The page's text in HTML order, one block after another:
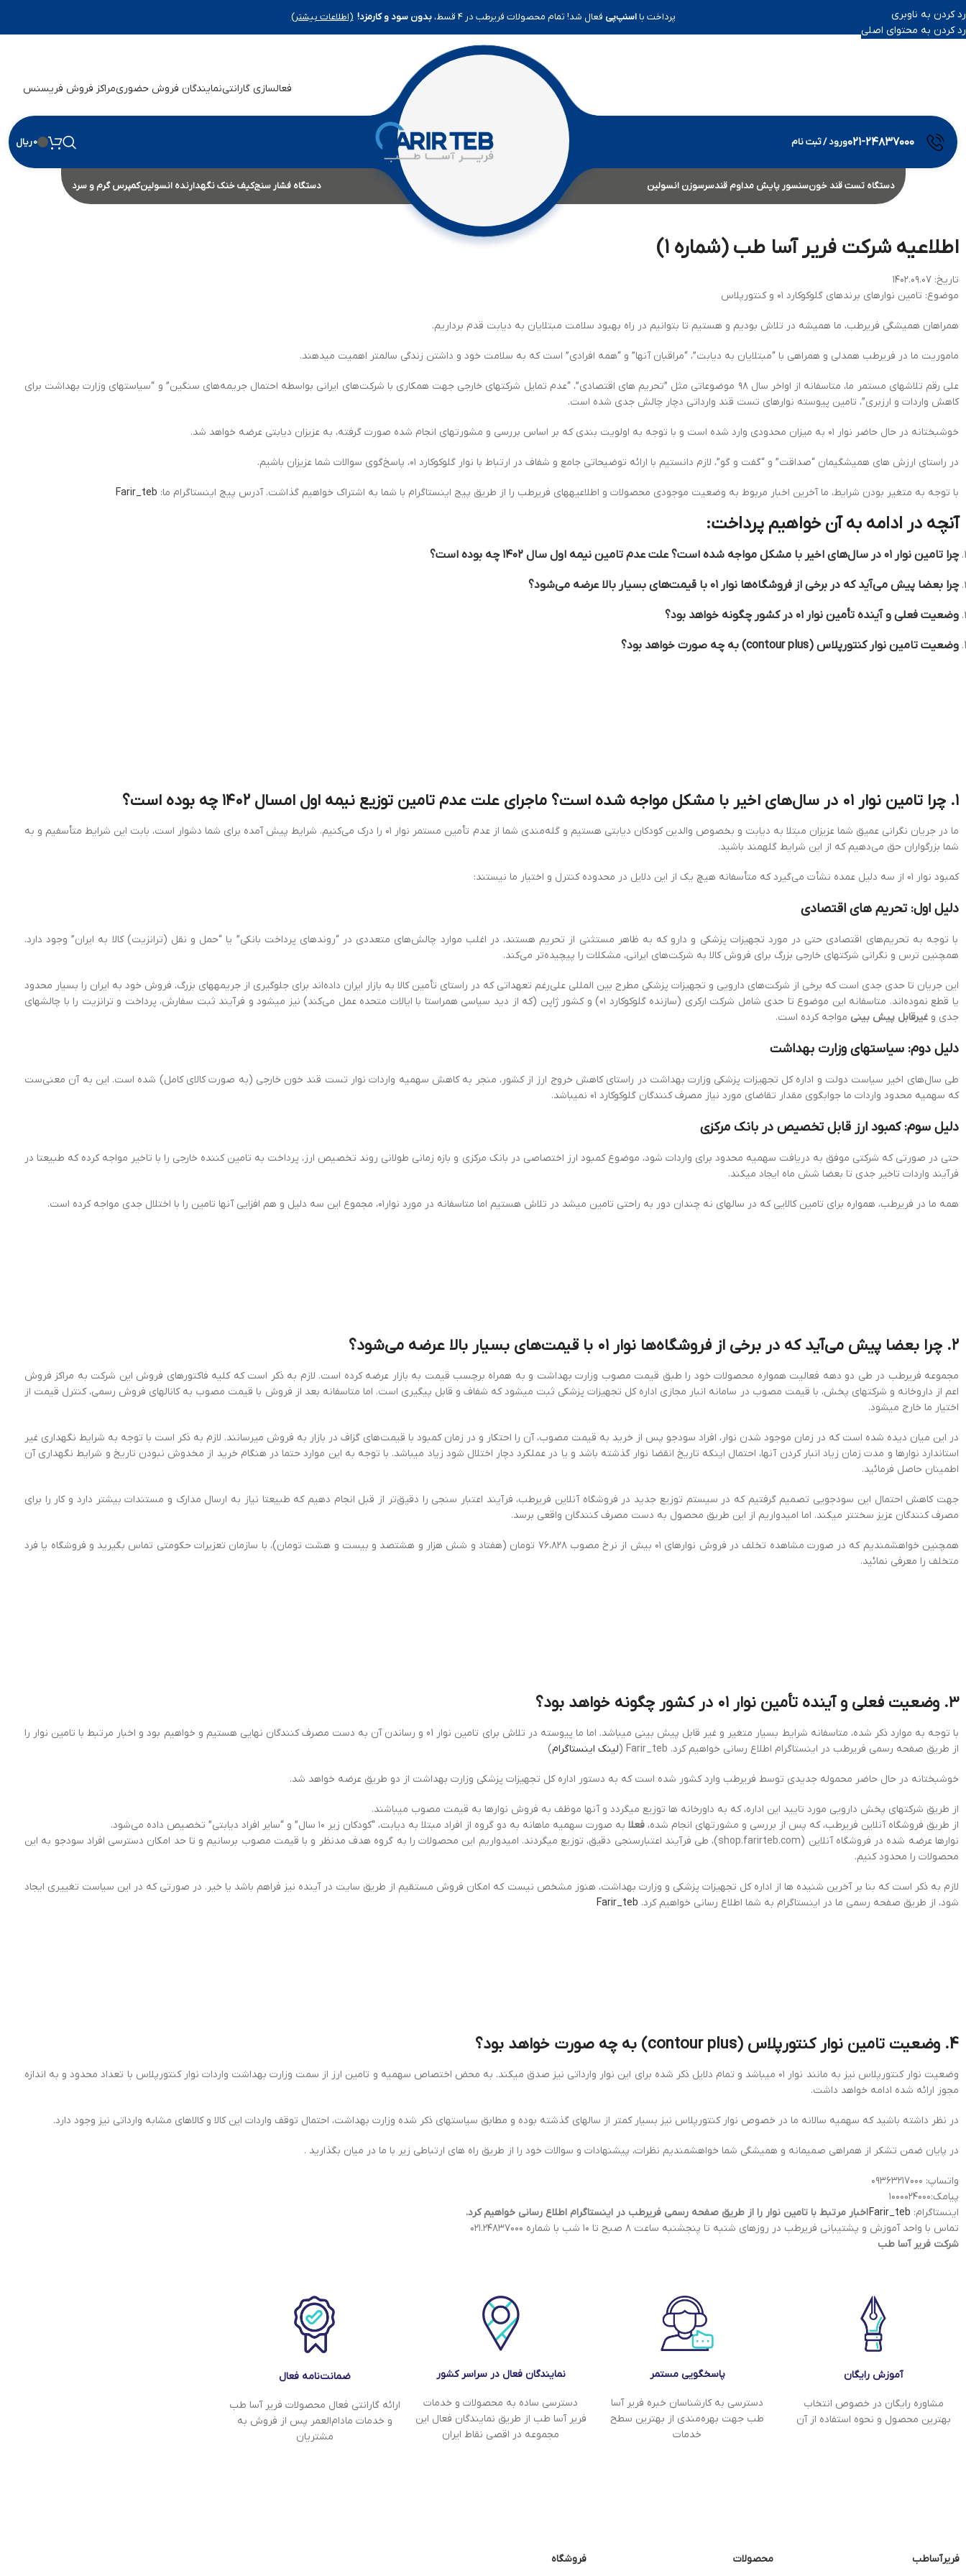
رد کردن به ناوبری
رد کردن به محتوای اصلی
فعالسازی گارانتینمایندگان فروش حضوریمراکز فروش فریسنس
۰۲۱-۲۴۸۳۷۰۰۰ورود / ثبت نام 0ریال
دستگاه تست قند خونسنسور پایش مداوم قندسرسوزن انسولین دستگاه فشار سنجکیف خنک نگهدارنده انسولینکمپرس گرم و سرد
اطلاعیه شرکت فریر آسا طب (شماره ۱)
تاریخ: ۱۴۰۲.۰۹.۰۷
موضوع: تامین نوارهای برندهای گلوکوکارد ۰۱ و کنتورپلاس
همراهان همیشگی فریرطب، ما همیشه در تلاش بودیم و هستیم تا بتوانیم در راه بهبود سلامت مبتلایان به دیابت قدم برداریم.
ماموریت ما در فریرطب همدلی و همراهی با “مبتلایان به دیابت”، “مراقبان آن‏ها” و “همه افرادی” است که به سلامت خود و داشتن زندگی سالم‏تر اهمیت می‏دهند.
علی رقم تلاش‏های مستمر ما، متاسفانه از اواخر سال ۹۸ موضوعاتی مثل ”تحریم های اقتصادی”، “عدم تمایل شرکتهای خارجی جهت همکاری با شرکت‌های ایرانی بواسطه احتمال جریمه‌های سنگین” و “سیاستهای وزارت بهداشت برای
کاهش واردات و ارزبری”، تامین پیوسته نوارهای تست قند وارداتی دچار چالش جدی شده است.
خوشبختانه در حال حاضر نوار ۰۱ به میزان محدودی وارد شده است و با توجه به اولویت‏ بندی که بر اساس بررسی و مشورت‏های انجام شده صورت گرفته، به عزیزان دیابتی عرضه خواهد شد.
در راستای ارزش های همیشگیمان “صداقت” و “گفت و گو”، لازم دانستیم با ارائه توضیحاتی جامع و شفاف در ارتباط با نوار گلوکوکارد ۰۱، پاسخ‌گوی سوالات شما عزیزان باشیم.
با توجه به متغیر بودن شرایط، ما آخرین اخبار مربوط به وضعیت موجودی محصولات و اطلاعیه‏های فریرطب را از طریق پیج اینستاگرام با شما به اشتراک خواهیم گذاشت. آدرس پیج اینستاگرام ما: Farir_teb
آنچه در ادامه به آن خواهیم پرداخت:
چرا تامین نوار ۰۱ در سال‌های اخیر با مشکل مواجه شده است؟ علت عدم تامین نیمه اول سال ۱۴۰۲ چه بوده است؟
چرا بعضا پیش می‌آید که در برخی از فروشگاه‌ها نوار ۰۱ با قیمت‌های بسیار بالا عرضه می‌شود؟
وضعیت فعلی و آینده تأمین نوار ۰۱ در کشور چگونه خواهد بود؟
وضعیت تامین نوار کنتورپلاس (contour plus) به چه صورت خواهد بود؟
۱. چرا تامین نوار ۰۱ در سال‌های اخیر با مشکل مواجه شده است؟ ماجرای علت عدم تامین توزیع نیمه اول امسال ۱۴۰۲ چه بوده است؟
ما در جریان نگرانی عمیق شما عزیزان مبتلا به دیابت و بخصوص والدین کودکان دیابتی هستیم و گله‌مندی شما از عدم تأمین مستمر نوار ۰۱ را درک می‌کنیم. شرایط پیش آمده برای شما دشوار است، بابت این شرایط متأسفیم و به
شما بزرگواران حق می‌دهیم که از این شرایط گله‎‏مند باشید.
کمبود نوار ۰۱ از سه دلیل عمده نشأت می‌گیرد که متأسفانه هیچ یک از این دلایل در محدوده کنترل و اختیار ما نیستند:
دلیل اول: تحریم های اقتصادی
با توجه به تحریم‌های اقتصادی حتی در مورد تجهیزات پزشکی و دارو که به ظاهر مستثنی از تحریم هستند، در اغلب موارد چالش‌های متعددی در “روندهای پرداخت بانکی” یا “حمل و نقل (ترانزیت) کالا به ایران” وجود دارد.
همچنین ترس و نگرانی شرکت‏های خارجی بزرگ برای فروش کالا به شرکت‌های ایرانی، مشکلات را پیچیده‌تر می‌کند.
این جریان تا حدی جدی‌ است که برخی از شرکت‌های دارویی و تجهیزات پزشکی مطرح بین المللی علی‌رغم تعهداتی که در راستای تأمین کالا به بازار ایران داده‌اند برای جلوگیری از جریمه‏های بزرگ، فروش خود به ایران را بسیار محدود
یا قطع نموده‌اند. متاسفانه این موضوع تا حدی شامل شرکت ارکری (سازنده گلوکوکارد ۰۱) و کشور ژاپن (که از دید سیاسی همراستا با ایالات متحده عمل می‌کند) نیز می‏شود و فرآیند ثبت سفارش، پرداخت و ترانزیت را با چالش‏های
جدی و غیرقابل پیش بینی مواجه کرده است.
دلیل دوم: سیاستهای وزارت بهداشت
طی سال‌های اخیر سیاست دولت و‌ اداره کل تجهیزات پزشکی وزارت بهداشت در راستای کاهش خروج ارز از کشور، منجر به کاهش سهمیه واردات نوار تست قند خون خارجی (به صورت کالای کامل) شده‌ است. این به آن معنی‌ست
که سهمیه محدود واردات ما جوابگوی مقدار تقاضای مورد نیاز مصرف کنندگان گلوکوکارد ۰۱ نمی‏باشد.
دلیل سوم: کمبود ارز قابل تخصیص در بانک مرکزی
حتی در صورتی که شرکتی موفق به دریافت سهمیه محدود برای واردات شود، موضوع کمبود ارز اختصاصی در بانک مرکزی و بازه زمانی طولانی روند تخصیص ارز، پرداخت به تامین کننده خارجی را با تاخیر مواجه کرده که طبیعتا در
فرآیند واردات تاخیر جدی تا بعضا شش ماه ایجاد می‏کند.
همه ما در فریرطب، همواره برای تامین کالایی که در سال‏های نه چندان دور به راحتی تامین می‏شد در تلاش هستیم اما متاسفانه در مورد نوار۰۱، مجموع این سه دلیل و هم افزایی آن‏ها تامین را با اختلال جدی مواجه کرده است.
۲. چرا بعضا پیش می‌آید که در برخی از فروشگاه‌ها نوار ۰۱ با قیمت‌های بسیار بالا عرضه می‌شود؟
مجموعه فریرطب در طی دو دهه فعالیت همواره محصولات خود را طبق قیمت مصوب وزارت بهداشت و به همراه برچسب قیمت به بازار عرضه کرده است. لازم به ذکر است که کلیه فاکتورهای فروش این شرکت به مراکز فروش
اعم از داروخانه و شرکت‏های پخش، با قیمت مصوب در سامانه انبار مجازی اداره کل تجهیزات پزشکی ثبت می‏شود که شفاف و قابل پیگیری است. اما متاسفانه بعد از فروش با قیمت مصوب به کانال‏های فروش رسمی، کنترل قیمت از
اختیار ما خارج می‏شود.
در این میان دیده شده است که در زمان موجود شدن نوار، افراد سودجو پس از خرید به قیمت مصوب، آن را احتکار و در زمان کمبود با قیمت‌های گزاف در بازار به فروش می‏رسانند. لازم به ذکر است با توجه به شرایط نگهداری غیر
استاندارد نوارها و مدت زمان زیاد انبار کردن آن‏ها، احتمال اینکه تاریخ انقضا نوار گذشته باشد و یا در عملکرد دچار اختلال شود زیاد می‏باشد. با توجه به این موارد حتما در هنگام خرید از مخدوش نبودن تاریخ و شرایط نگهداری آن
اطمینان حاصل فرمائید.
جهت کاهش احتمال این سودجویی تصمیم گرفتیم که در سیستم توزیع جدید در فروشگاه آنلاین فریرطب، فرآیند اعتبار سنجی را دقیق‌تر از قبل انجام دهیم که طبیعتا نیاز به ارسال مدارک و مستندات بیشتر دارد و کار را برای
مصرف کنندگان عزیز سخت‏تر می‏کند. اما امیدواریم از این طریق محصول به دست مصرف کنندگان واقعی برسد.
همچنین خواهشمندیم که در صورت مشاهده تخلف در فروش نوارهای ۰۱ بیش از نرخ مصوب ۷۶،۸۲۸ تومان (هفتاد و شش هزار و هشتصد و بیست و هشت تومان)، با سازمان تعزیرات حکومتی تماس بگیرید و فروشگاه یا فرد
متخلف را معرفی نمائید.
۳. وضعیت فعلی و آینده تأمین نوار ۰۱ در کشور چگونه خواهد بود؟
با توجه به موارد ذکر شده، متاسفانه شرایط بسیار متغیر و غیر قابل پیش بینی می‏باشد. اما ما پیوسته در تلاش برای تامین نوار 01 و رساندن آن به دست مصرف کنندگان نهایی هستیم و خواهیم بود و اخبار مرتبط با تامین نوار را
از طریق صفحه رسمی فریرطب در اینستاگرام اطلاع رسانی خواهیم کرد. Farir_teb (
لینک اینستاگرام)
خوشبختانه در حال حاضر محموله جدیدی توسط فریرطب وارد کشور شده است که به دستور اداره کل تجهیزات پزشکی وزارت بهداشت از دو طریق عرضه خواهد شد.
از طریق شرکتهای پخش دارویی مورد تایید این اداره، که به داورخانه ها توزیع می‏گردد و آن‏ها موظف به فروش نوارها به قیمت مصوب می‏باشند.
از طریق فروشگاه آنلاین فریرطب، که پس از بررسی و مشورت‏های انجام شده، فعلا به صورت سهمیه ماهانه به دو گروه از افراد مبتلا به دیابت، “کودکان زیر ۱۰ سال” و “سایر افراد دیابتی” تخصیص داده می‌شود.
نوارها عرضه شده در فروشگاه آنلاین (shop.farirteb.com)، طی فرآیند اعتبارسنجی دقیق، توزیع می‏گردند. امیدواریم این محصولات را به گروه هدف مدنظر و با قیمت مصوب برسانیم و تا حد امکان دسترسی افراد سودجو به این
محصولات را محدود کنیم.
لازم به ذکر است که بنا بر آخرین شنیده ها از اداره کل تجهیزات پزشکی و وزارت بهداشت، هنوز مشخص نیست که امکان فروش مستقیم از طریق سایت در آینده نیز فراهم باشد یا خیر. در صورتی که در این سیاست تغییری ایجاد
شود، از طریق صفحه رسمی ما در اینستاگرام به شما اطلاع رسانی خواهیم کرد. Farir_teb
4. وضعیت تامین نوار کنتورپلاس (contour plus) به چه صورت خواهد بود؟
وضعیت نوار کنتورپلاس نیز به مانند نوار ۰۱ می‏باشد و تمام دلایل ذکر شده برای این نوار وارداتی نیز صدق می‏کند. به محض اختصاص سهمیه و تامین ارز از سمت وزارت بهداشت واردات نوار کنتورپلاس با تعداد محدود و به اندازه
مجوز ارائه شده ادامه خواهد داشت.
در نظر داشته باشید که سهمیه سالانه ما در خصوص نوار کنتورپلاس نیز بسیار کمتر از سال‏های گذشته بوده و مطابق سیاست‏های ذکر شده وزارت بهداشت، احتمال توقف واردات این کالا و کالاهای مشابه وارداتی نیز وجود دارد.
در پایان ضمن تشکر از همراهی صمیمانه و همیشگی شما خواهشمندیم نظرات، پیشنهادات و سوالات خود را از طریق راه های ارتباطی زیر با ما در میان بگذارید .
واتساپ: ۰۹۳۶۳۲۱۷۰۰۰
پیامک:۱۰۰۰۰۲۴۰۰۰
اینستاگرام: Farir_tebاخبار مرتبط با تامین نوار را از طریق صفحه رسمی فریرطب در اینستاگرام اطلاع رسانی خواهیم کرد.
تماس با واحد آموزش و پشتیبانی فریرطب در روزهای شنبه تا پنج‏شنبه ساعت ۸ صبح تا ۱۰ شب با شماره ۰۲۱.۲۴۸۳۷۰۰۰
شرکت فریر آسا طب
آموزش رایگان
مشاوره رایگان در خصوص انتخاب
بهترین محصول و نحوه استفاده از آن
پاسخگویی مستمر
دسترسی به کارشناسان خبره فریر آسا
طب جهت بهره‌مندی از بهترین سطح
خدمات
نمایندگان فعال در سراسر کشور
دسترسی ساده به محصولات و خدمات
فریر آسا طب از طریق نمایندگان فعال این
مجموعه در اقصی نقاط ایران
ضمانت‌نامه فعال
ارائه گارانتی فعال محصولات فریر آسا طب
و خدمات مادام‌العمر پس از فروش به
مشتریان
فریرآساطب
محصولات
فروشگاه
پرداخت بااسنپ‌پی فعال شد! تمام محصولات فریرطب در ۴ قسط، بدون سود و کارمزد! (اطلاعات بیشتر)